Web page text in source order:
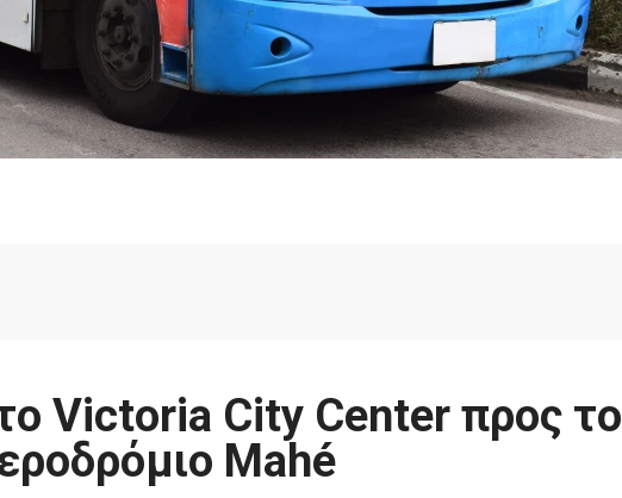
Victoria City Center προς το
Mahé